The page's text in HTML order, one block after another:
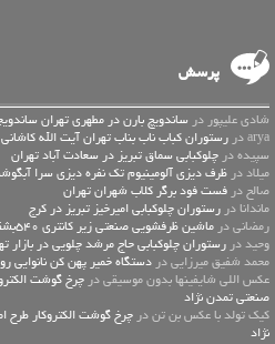
پرسش
شادی علیپور در ساندویچ بارن در مطهری تهران
arya در
رستوران کباب ناب بناب تهران آیت الله کاشانی
سپیده در چلوکبابی سماق تبریز در سعادت آباد تهران
میلاد در ظرف دیزی آلومینیوم تک نفره دیزی سرا
صالح در فست فود برگر کلاب شهران تهران
ماندانا در رستوران چلوکبابی امیرخیز تبریز در کرج
رمضانی در ماشین ظرفشویی صنعتی زیر کانتری 540بشقاب الکترولوکس
وحید در رستوران چلوکبابی حاج مرشد چلویی در بازار
محمد شفیق میرزایی در دستگاه خمیر پهن کن نانوایی
عكس اللي شايفينها بدون موسيقى در
صنعتی تمدن نژاد
کیک تولد با عکس بن تن در
نژاد